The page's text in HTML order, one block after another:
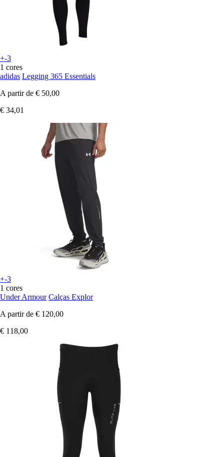
+-3
1 cores
adidas Legging 365 Essentials
A partir de € 50,00
€ 34,01
+-3
1 cores
Under Armour Calças Explor
A partir de € 120,00
€ 118,00